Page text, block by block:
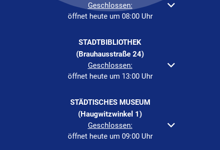
Klicken, um weitere Öffnungs- oder Schließzeiten
Geschlossen:
öffnet heute um 08:00 Uhr
STADTBIBLIOTHEK
(Brauhausstraße 24)
Klicken, um weitere Öffnungs- oder Schließzeiten
Geschlossen:
öffnet heute um 13:00 Uhr
STÄDTISCHES MUSEUM
(Haugwitzwinkel 1)
Klicken, um weitere Öffnungs- oder Schließzeiten
Geschlossen:
öffnet heute um 09:00 Uhr